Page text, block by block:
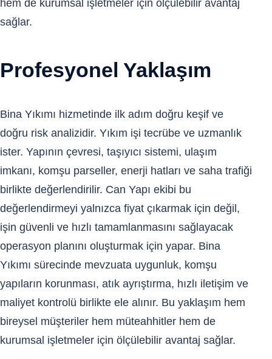
hem de kurumsal işletmeler için ölçülebilir avantaj
sağlar.
Profesyonel Yaklaşım
Bina Yıkımı hizmetinde ilk adım doğru keşif ve
doğru risk analizidir. Yıkım işi tecrübe ve uzmanlık
ister. Yapının çevresi, taşıyıcı sistemi, ulaşım
imkanı, komşu parseller, enerji hatları ve saha trafiği
birlikte değerlendirilir. Can Yapı ekibi bu
değerlendirmeyi yalnızca fiyat çıkarmak için değil,
işin güvenli ve hızlı tamamlanmasını sağlayacak
operasyon planını oluşturmak için yapar. Bina
Yıkımı sürecinde mevzuata uygunluk, komşu
yapıların korunması, atık ayrıştırma, hızlı iletişim ve
maliyet kontrolü birlikte ele alınır. Bu yaklaşım hem
bireysel müşteriler hem müteahhitler hem de
kurumsal işletmeler için ölçülebilir avantaj sağlar.